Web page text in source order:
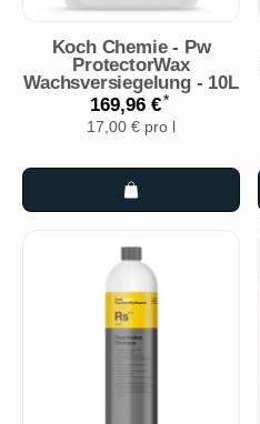
Koch Chemie - Pw
ProtectorWax
Wachsversiegelung - 10L
169,96 €*
17,00 € pro l